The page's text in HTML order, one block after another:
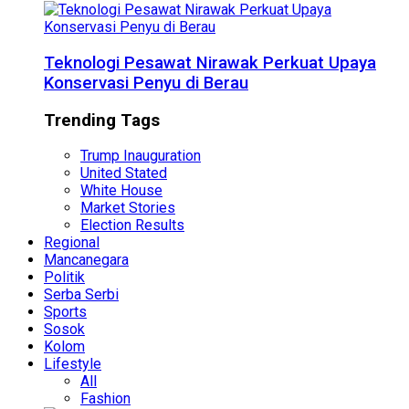
Teknologi Pesawat Nirawak Perkuat Upaya
Konservasi Penyu di Berau
Trending Tags
Trump Inauguration
United Stated
White House
Market Stories
Election Results
Regional
Mancanegara
Politik
Serba Serbi
Sports
Sosok
Kolom
Lifestyle
All
Fashion